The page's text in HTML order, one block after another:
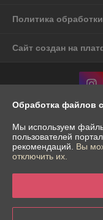
Политика
Сайт создан на
Информация для
Индивидуальный
Гродненская обл.
Регистрационный номер
Регистрационный орган:
Обработка файлов
Мы используем
пользователей
рекомендаций. Вы
отключить их.